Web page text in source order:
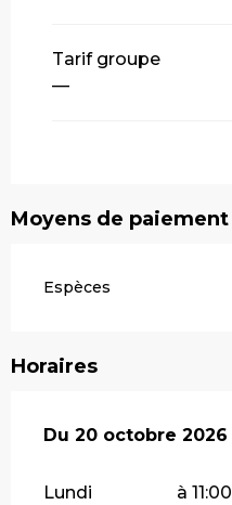
Tarif groupe
—
Moyens de paiement
Espèces
Horaires
Du 20 octobre 2026
Du 20 octobre 2026
Lundi à 11:00